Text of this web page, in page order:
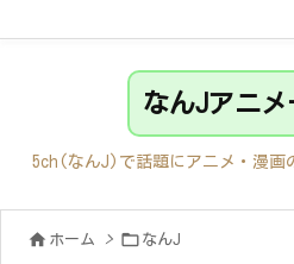
なんJアニメ
5ch(なんJ)で話題にアニメ・漫画
 ホーム >  なんJ